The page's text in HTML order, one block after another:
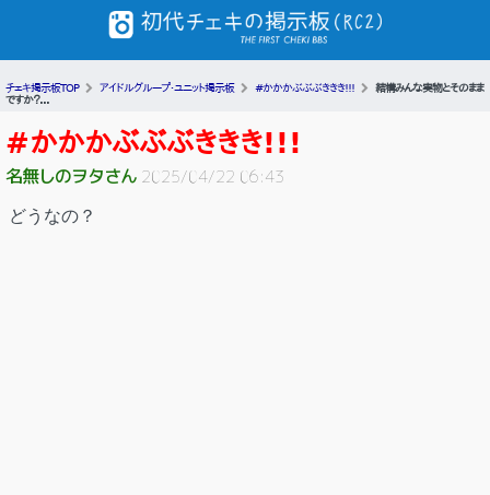
チェキ掲示板TOP アイドルグループ・ユニット掲示板 #かかかぶぶぶききき!!!
結構みんな実物とそのまま
ですか？...
#かかかぶぶぶききき!!!
名無しのヲタさん 2025/04/22 06:43
どうなの？